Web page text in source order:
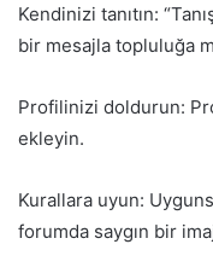
Kendinizi tanıtın:
bir mesajla topluluğa
Profilinizi doldurun:
ekleyin.
Kurallara uyun:
forumda saygın bir